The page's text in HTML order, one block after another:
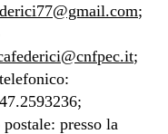
;
;
;
presso la